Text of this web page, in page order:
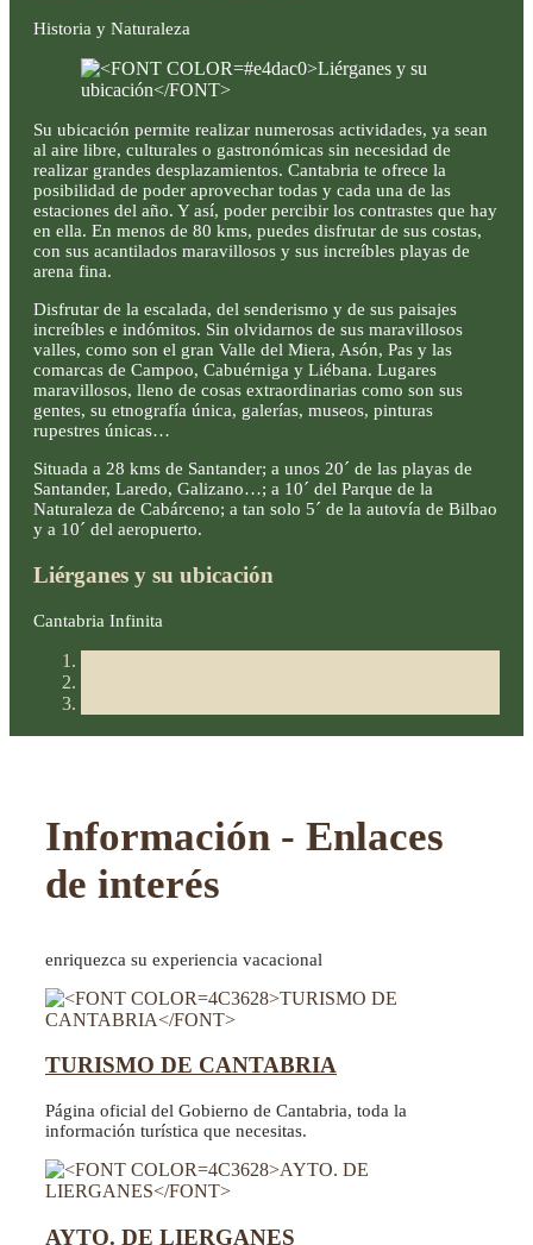
Historia y Naturaleza
Su ubicación permite realizar numerosas actividades, ya sean
al aire libre, culturales o gastronómicas sin necesidad de
realizar grandes desplazamientos. Cantabria te ofrece la
posibilidad de poder aprovechar todas y cada una de las
estaciones del año. Y así, poder percibir los contrastes que hay
en ella. En menos de 80 kms, puedes disfrutar de sus costas,
con sus acantilados maravillosos y sus increíbles playas de
arena fina.
Disfrutar de la escalada, del senderismo y de sus paisajes
increíbles e indómitos. Sin olvidarnos de sus maravillosos
valles, como son el gran Valle del Miera, Asón, Pas y las
comarcas de Campoo, Cabuérniga y Liébana. Lugares
maravillosos, lleno de cosas extraordinarias como son sus
gentes, su etnografía única, galerías, museos, pinturas
rupestres únicas…
Situada a 28 kms de Santander; a unos 20´ de las playas de
Santander, Laredo, Galizano…; a 10´ del Parque de la
Naturaleza de Cabárceno; a tan solo 5´ de la autovía de Bilbao
y a 10´ del aeropuerto.
Liérganes y su ubicación
Cantabria Infinita
Información - Enlaces
de interés
enriquezca su experiencia vacacional
TURISMO DE CANTABRIA
Página oficial del Gobierno de Cantabria, toda la
información turística que necesitas.
AYTO. DE LIERGANES